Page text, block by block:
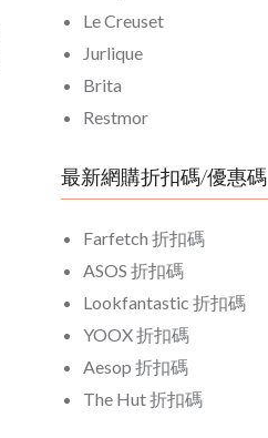
Le Creuset
Jurlique
Brita
Restmor
最新網購折扣碼/優惠碼
Farfetch 折扣碼
ASOS 折扣碼
Lookfantastic 折扣碼
YOOX 折扣碼
Aesop 折扣碼
The Hut 折扣碼